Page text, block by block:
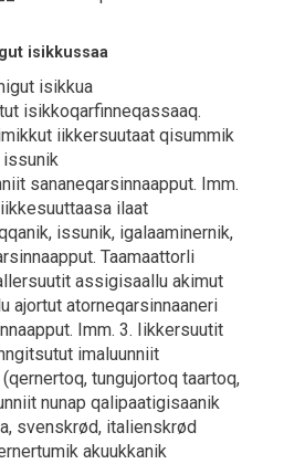
isikkussaa
isikkua
isikkoqarfinneqassaaq.
iikkersuutaat qisummik
issunik
sananeqarsinnaapput. Imm.
ilaat
issunik, igalaaminernik,
Taamaattorli
assigisaallu akimut
ajortut atorneqarsinnaaneri
Imm. 3. Iikkersuutit
imaluunniit
tungujortoq taartoq,
nunap qalipaatigisaanik
svenskrød, italienskrød
akuukkanik